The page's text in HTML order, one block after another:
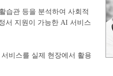
습관 등을 분석하여 사회적
서 지원이 가능한 AI 서비스
비스를 실제 현장에서 활용